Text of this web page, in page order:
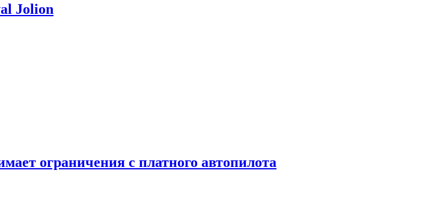
Jolion
ограничения с платного автопилота